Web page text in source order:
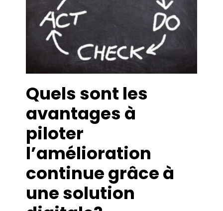
Quels sont les
avantages à
piloter
l’amélioration
continue grâce à
une solution